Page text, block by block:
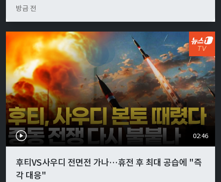
방금 전
02:46
후티VS사우디 전면전 가나…휴전 후 최대 공습에 "즉
각 대응"